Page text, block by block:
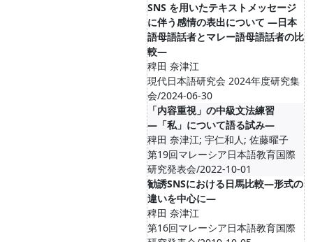
SNS を用いたテキストメッセージ
に伴う感情の表出について ―日本
語母語話者とマレー語母語話者の比
較―
稗田 奈津江
現代⽇本語研究会 2024年度研究集
会/2024-06-30
「内容重視」の中級文法練習
―「私」について語る試み―
稗田 奈津江; 宇仁和人; 佐藤曜子
第19回マレーシア日本語教育国際
研究発表会/2022-10-01
勧誘SNSにおける日馬比較―形式の
違いを中心に―
稗田 奈津江
第16回マレーシア日本語教育国際